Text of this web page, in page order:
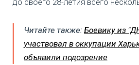
Читайте также: Боевику из
участвовал в оккупации
объявили подозрение